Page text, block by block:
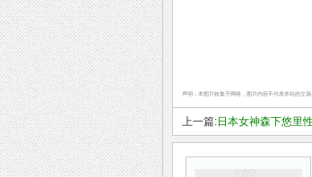
声明：本图片收集于网络，图片内容不代表本站的立场
上一篇:日本女神森下悠里